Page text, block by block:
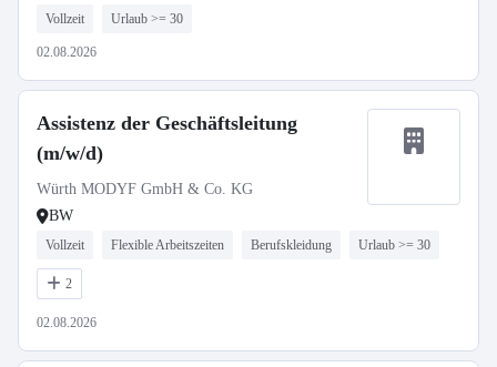
Vollzeit Urlaub >= 30
02.08.2026
Assistenz der Geschäftsleitung
(m/w/d)
Würth MODYF GmbH & Co. KG
BW
Vollzeit Flexible Arbeitszeiten Berufskleidung Urlaub >= 30
2
02.08.2026